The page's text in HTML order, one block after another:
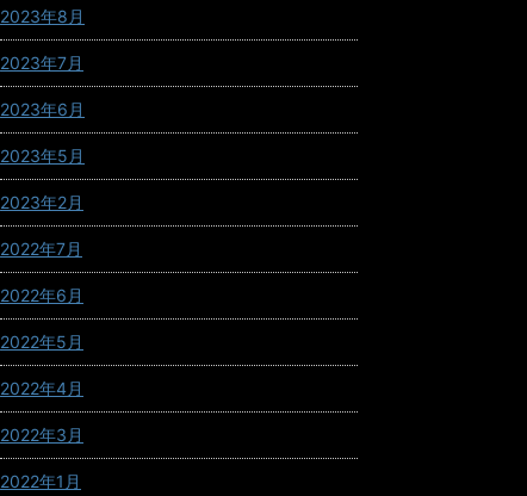
2023年8月
2023年7月
2023年6月
2023年5月
2023年2月
2022年7月
2022年6月
2022年5月
2022年4月
2022年3月
2022年1月